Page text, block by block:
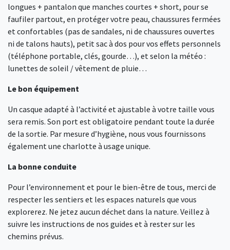
longues + pantalon que manches courtes + short, pour se
faufiler partout, en protéger votre peau, chaussures fermées
et confortables (pas de sandales, ni de chaussures ouvertes
ni de talons hauts), petit sac à dos pour vos effets personnels
(téléphone portable, clés, gourde…), et selon la météo :
lunettes de soleil / vêtement de pluie…
Le bon équipement
Un casque adapté à l’activité et ajustable à votre taille vous
sera remis. Son port est obligatoire pendant toute la durée
de la sortie. Par mesure d’hygiène, nous vous fournissons
également une charlotte à usage unique.
La bonne conduite
Pour l’environnement et pour le bien-être de tous, merci de
respecter les sentiers et les espaces naturels que vous
explorerez. Ne jetez aucun déchet dans la nature. Veillez à
suivre les instructions de nos guides et à rester sur les
chemins prévus.